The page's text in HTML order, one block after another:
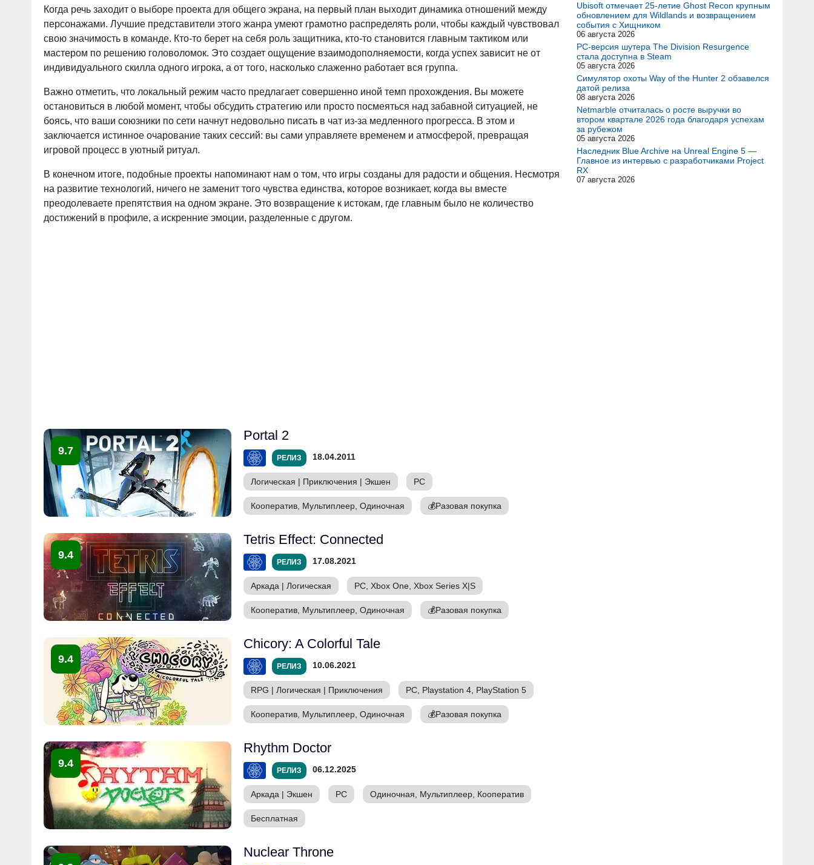
Когда речь заходит о выборе проекта для общего экрана, на первый план выходит динамика отношений между
персонажами. Лучшие представители этого жанра умеют грамотно распределять роли, чтобы каждый чувствовал
свою значимость в команде. Кто-то берет на себя роль защитника, кто-то становится главным тактиком или
мастером по решению головоломок. Это создает ощущение взаимодополняемости, когда успех зависит не от
индивидуального скилла одного игрока, а от того, насколько слаженно работает вся группа.
Важно отметить, что локальный режим часто предлагает совершенно иной темп прохождения. Вы можете
остановиться в любой момент, чтобы обсудить стратегию или просто посмеяться над забавной ситуацией, не
боясь, что ваши союзники по сети начнут недовольно писать в чат из-за медленного прогресса. В этом и
заключается истинное очарование таких сессий: вы сами управляете временем и атмосферой, превращая
игровой процесс в уютный ритуал.
В конечном итоге, подобные проекты напоминают нам о том, что игры созданы для радости и общения. Несмотря
на развитие технологий, ничего не заменит того чувства единства, которое возникает, когда вы вместе
преодолеваете препятствия на одном экране. Это возвращение к истокам, где главным было не количество
достижений в профиле, а искренние эмоции, разделенные с другом.
9.7
Portal 2
РЕЛИЗ 18.04.2011
Логическая | Приключения | Экшен PC
Кооператив, Мультиплеер, Одиночная 💰Разовая покупка
9.4
Tetris Effect: Connected
РЕЛИЗ 17.08.2021
Аркада | Логическая PC, Xbox One, Xbox Series X|S
Кооператив, Мультиплеер, Одиночная 💰Разовая покупка
9.4
Chicory: A Colorful Tale
РЕЛИЗ 10.06.2021
RPG | Логическая | Приключения PC, Playstation 4, PlayStation 5
Кооператив, Мультиплеер, Одиночная 💰Разовая покупка
9.4
Rhythm Doctor
РЕЛИЗ 06.12.2025
Аркада | Экшен PC Одиночная, Мультиплеер, Кооператив
Бесплатная
Nuclear Throne
Ubisoft отмечает 25-летие Ghost Recon крупным
обновлением для Wildlands и возвращением
события с Хищником
06 августа 2026
PC-версия шутера The Division Resurgence
стала доступна в Steam
05 августа 2026
Симулятор охоты Way of the Hunter 2 обзавелся
датой релиза
08 августа 2026
Netmarble отчиталась о росте выручки во
втором квартале 2026 года благодаря успехам
за рубежом
05 августа 2026
Наследник Blue Archive на Unreal Engine 5 —
Главное из интервью с разработчиками Project
RX
07 августа 2026